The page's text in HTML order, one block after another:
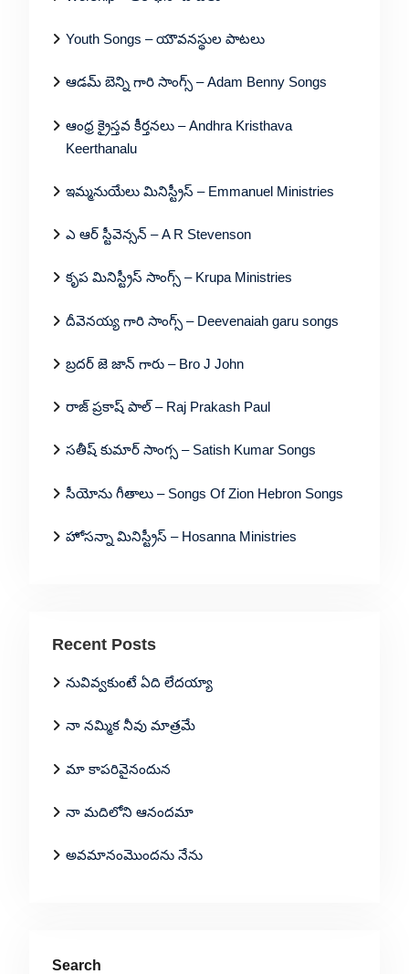
Youth Songs – యౌవనస్థుల పాటలు
ఆడమ్ బెన్ని గారి సాంగ్స్ – Adam Benny Songs
ఆంధ్ర క్రైస్తవ కీర్తనలు – Andhra Kristhava
Keerthanalu
ఇమ్మనుయేలు మినిస్ట్రీస్ – Emmanuel Ministries
ఎ ఆర్ స్టీవెన్సన్ – A R Stevenson
కృప మినిస్ట్రీస్ సాంగ్స్ – Krupa Ministries
దీవెనయ్య గారి సాంగ్స్ – Deevenaiah garu songs
బ్రదర్ జె జాన్ గారు – Bro J John
రాజ్ ప్రకాష్ పాల్ – Raj Prakash Paul
సతీష్ కుమార్ సాంగ్స – Satish Kumar Songs
సీయోను గీతాలు – Songs Of Zion Hebron Songs
హోసన్నా మినిస్ట్రీస్ – Hosanna Ministries
Recent Posts
నువివ్వకుంటే ఏది లేదయ్యా
నా నమ్మిక నీవు మాత్రమే
మా కాపరివైనందున
నా మదిలోని ఆనందమా
అవమానంమొందను నేను
Search